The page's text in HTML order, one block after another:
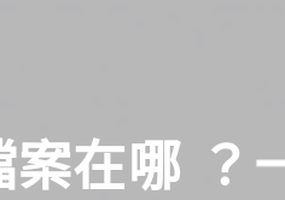
在哪 ？